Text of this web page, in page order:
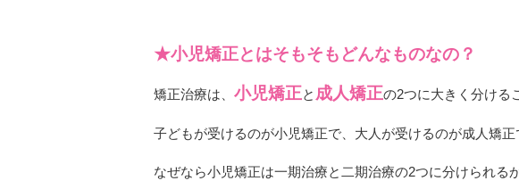
★小児矯正とはそもそもどんなものなの？
矯正治療は、 小児矯正と 成人矯正の2つに大きく分ける
子どもが受けるのが小児矯正で、大人が受けるのが成人矯
なぜなら小児矯正は一期治療と二期治療の2つに分けられる